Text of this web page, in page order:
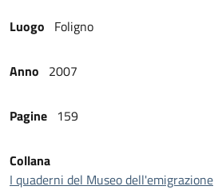
Luogo Foligno
Anno 2007
Pagine 159
Collana
I quaderni del Museo dell'emigrazione